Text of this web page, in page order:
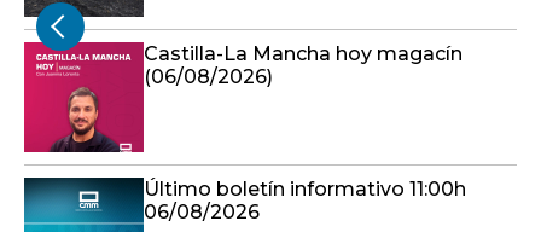
Castilla-La Mancha hoy magacín
(06/08/2026)
Último boletín informativo 11:00h
06/08/2026